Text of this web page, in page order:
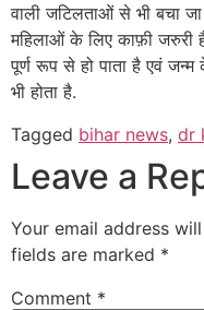
वाली जटिलताओं से भी बचा
महिलाओं के लिए काफ़ी जरुरी
पूर्ण रूप से हो पाता है एवं
भी होता है.
Tagged bihar news, dr
Leave a
Your email address
fields are marked *
Comment *